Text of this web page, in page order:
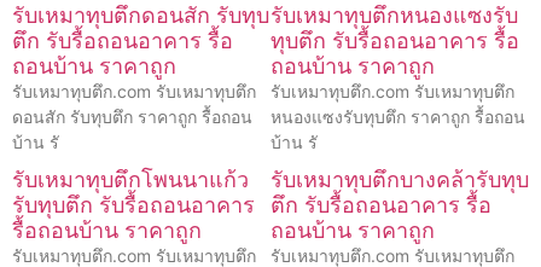
รับเหมาทุบตึกดอนสัก รับทุบ
ตึก รับรื้อถอนอาคาร รื้อ
ถอนบ้าน ราคาถูก
รับเหมาทุบตึก.com รับเหมาทุบตึก
ดอนสัก รับทุบตึก ราคาถูก รื้อถอน
บ้าน รั
รับเหมาทุบตึกหนองแซงรับ
ทุบตึก รับรื้อถอนอาคาร รื้อ
ถอนบ้าน ราคาถูก
รับเหมาทุบตึก.com รับเหมาทุบตึก
หนองแซงรับทุบตึก ราคาถูก รื้อถอน
บ้าน รั
รับเหมาทุบตึกโพนนาแก้ว
รับทุบตึก รับรื้อถอนอาคาร
รื้อถอนบ้าน ราคาถูก
รับเหมาทุบตึก.com รับเหมาทุบตึก
รับเหมาทุบตึกบางคล้ารับทุบ
ตึก รับรื้อถอนอาคาร รื้อ
ถอนบ้าน ราคาถูก
รับเหมาทุบตึก.com รับเหมาทุบตึก